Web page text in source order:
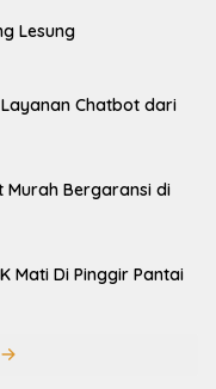
Lesung
Chatbot dari
Murah Bergaransi di
Mati Di Pinggir Pantai